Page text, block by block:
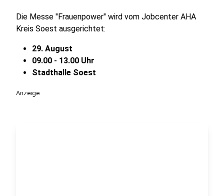
Die Messe "Frauenpower" wird vom Jobcenter AHA
Kreis Soest ausgerichtet:
29. August
09.00 - 13.00 Uhr
Stadthalle Soest
Anzeige